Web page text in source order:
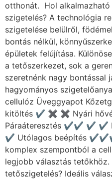
otthonát. Hol
szigetelés? A technológia
szigetelése belülről,
bontás nélkül,
épületek felújítása.
a tetőszerkezet, sok a
szeretnénk nagy bontással
hagyományos
cellulóz Üveggyapot
kitöltés ✔ ✖ ✖ Nyári
Páraáteresztés ✔✔ ✔
✔ Utólagos beépítés
komplex szempontból a
legjobb választás
tetőszigetelés? Ideális